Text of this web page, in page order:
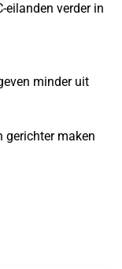
eilanden verder in
minder uit
gerichter maken